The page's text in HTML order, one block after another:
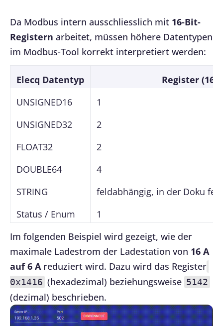
Da Modbus intern ausschliesslich mit 16-Bit-
Registern arbeitet, müssen höhere Datentypen
im Modbus-Tool korrekt interpretiert werden:
Elecq Datentyp
Register (16
UNSIGNED16
1
UNSIGNED32
2
FLOAT32
2
DOUBLE64
4
STRING
feldabhängig, in der Doku
Status / Enum
1
Im folgenden Beispiel wird gezeigt, wie der
maximale Ladestrom der Ladestation von 16 A
auf 6 Areduziert wird. Dazu wird das Register
0x1416 (hexadezimal) beziehungsweise 5142
(dezimal) beschrieben.